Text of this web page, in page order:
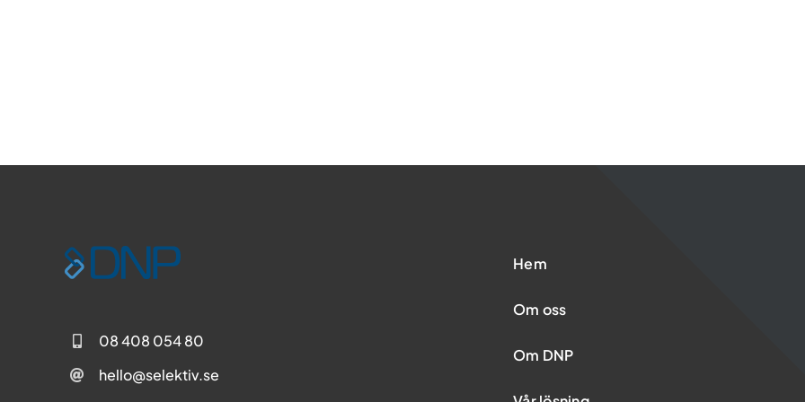
08 408 054 80
hello@selektiv.se
Hem
Om oss
Om DNP